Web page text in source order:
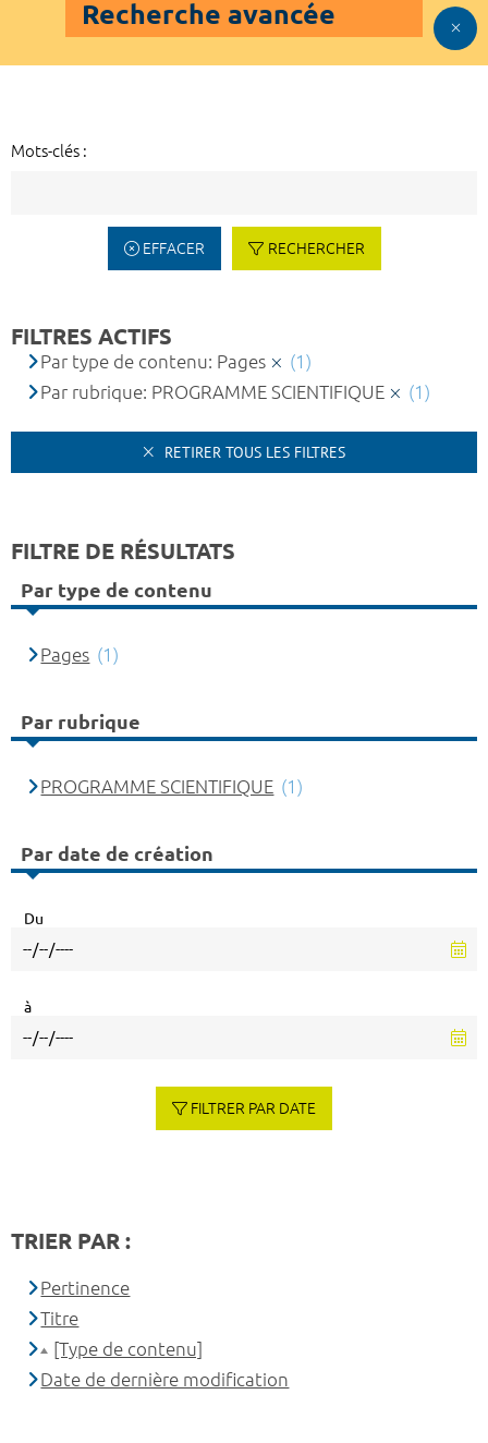
Recherche avancée
Mots-clés :
EFFACER RECHERCHER
FILTRES ACTIFS
Par type de contenu: Pages
(1)
Par rubrique: PROGRAMME SCIENTIFIQUE
(1)
RETIRER TOUS LES FILTRES
FILTRE DE RÉSULTATS
Par type de contenu
Pages (1)
Par rubrique
PROGRAMME SCIENTIFIQUE (1)
Par date de création
Du
à
FILTRER PAR DATE
TRIER PAR :
Pertinence
Titre
[Type de contenu]
Date de dernière modification